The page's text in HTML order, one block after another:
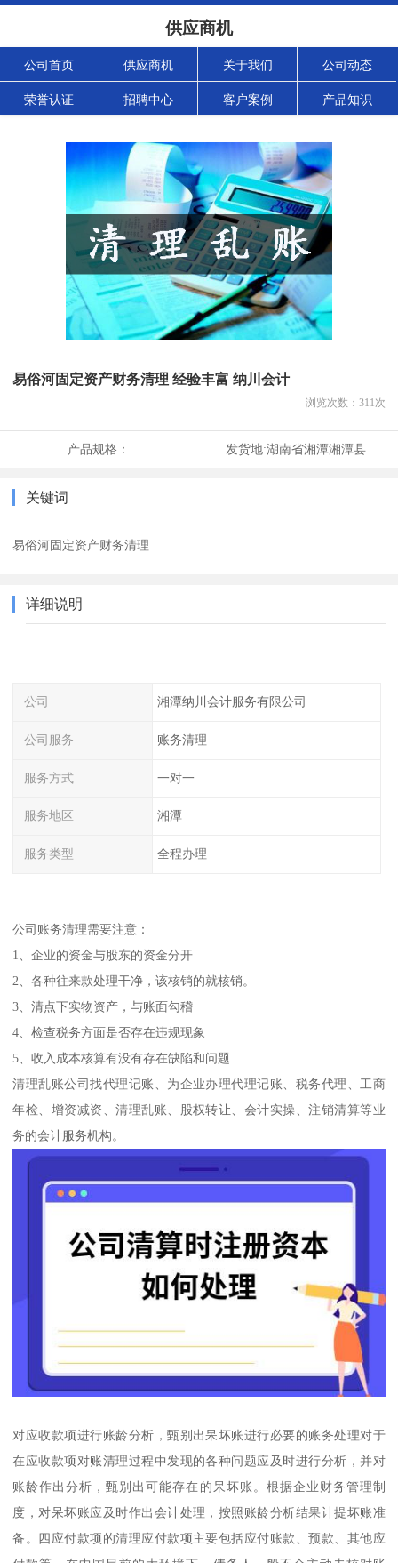
供应商机
公司首页 供应商机 关于我们 公司动态
荣誉认证 招聘中心 客户案例 产品知识
易俗河固定资产财务清理 经验丰富 纳川会计
浏览次数： 311次
产品规格： 发货地:湖南省湘潭湘潭县
关键词
易俗河固定资产财务清理
详细说明
公司 湘潭纳川会计服务有限公司
公司服务 账务清理
服务方式 一对一
服务地区 湘潭
服务类型 全程办理
公司账务清理需要注意：
1、企业的资金与股东的资金分开
2、各种往来款处理干净，该核销的就核销。
3、清点下实物资产，与账面勾稽
4、检查税务方面是否存在违规现象
5、收入成本核算有没有存在缺陷和问题
清理乱账公司找代理记账、为企业办理代理记账、税务代理、工商
年检、增资减资、清理乱账、股权转让、会计实操、注销清算等业
务的会计服务机构。
对应收款项进行账龄分析，甄别出呆坏账进行必要的账务处理对于
在应收款项对账清理过程中发现的各种问题应及时进行分析，并对
账龄作出分析，甄别出可能存在的呆坏账。根据企业财务管理制
度，对呆坏账应及时作出会计处理，按照账龄分析结果计提坏账准
备。四应付款项的清理应付款项主要包括应付账款、预款、其他应